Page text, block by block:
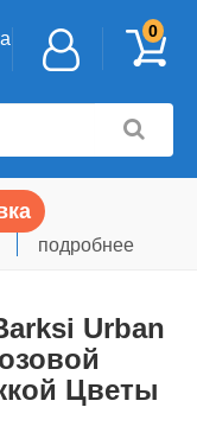
0
подробнее
Urban
Цветы